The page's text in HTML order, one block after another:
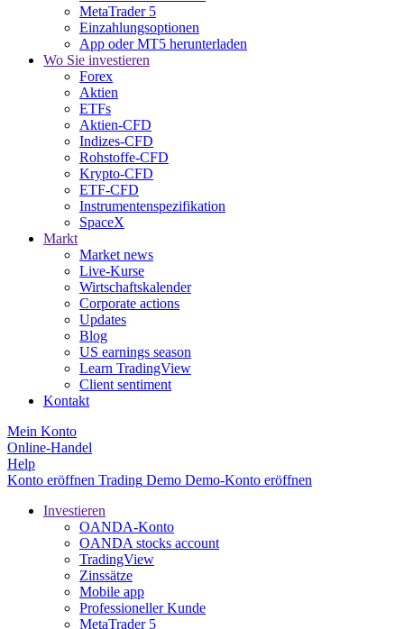
MetaTrader 5
Einzahlungsoptionen
App oder MT5 herunterladen
Wo Sie investieren
Forex
Aktien
ETFs
Aktien-CFD
Indizes-CFD
Rohstoffe-CFD
Krypto-CFD
ETF-CFD
Instrumentenspezifikation
SpaceX
Markt
Market news
Live-Kurse
Wirtschaftskalender
Corporate actions
Updates
Blog
US earnings season
Learn TradingView
Client sentiment
Kontakt
Mein Konto
Online-Handel
Help
Konto eröffnen Trading Demo Demo-Konto eröffnen
Investieren
OANDA-Konto
OANDA stocks account
TradingView
Zinssätze
Mobile app
Professioneller Kunde
MetaTrader 5